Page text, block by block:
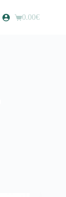
Carrinho
0.00€